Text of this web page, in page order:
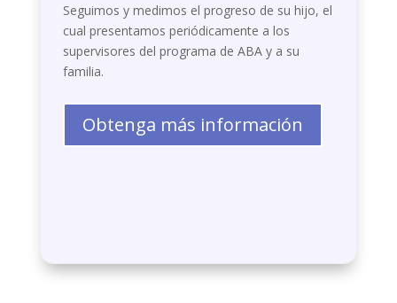
Seguimos y medimos el progreso de su hijo, el
cual presentamos periódicamente a los
supervisores del programa de ABA y a su
familia.
Obtenga más información